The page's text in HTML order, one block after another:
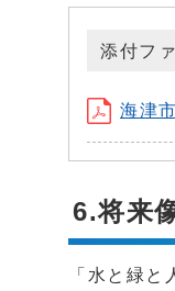
添付フ
海津
6.将来
「水と緑